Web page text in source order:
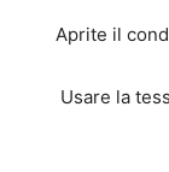
Aprite il
Usare la